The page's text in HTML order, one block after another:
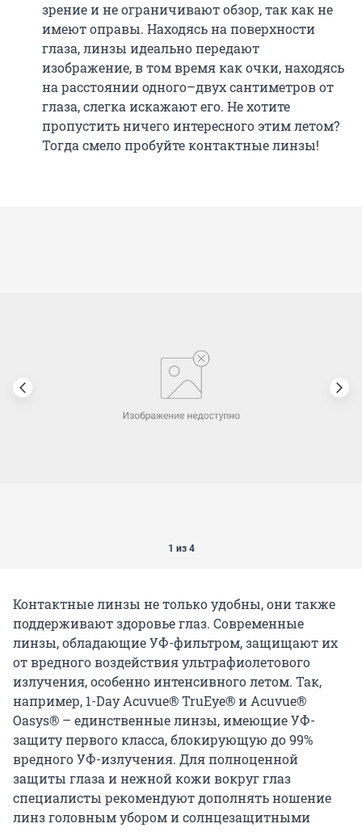
зрение и не ограничивают обзор, так как не
имеют оправы. Находясь на поверхности
глаза, линзы идеально передают
изображение, в том время как очки, находясь
на расстоянии одного–двух сантиметров от
глаза, слегка искажают его. Не хотите
пропустить ничего интересного этим летом?
Тогда смело пробуйте контактные линзы!
1 из 4
Контактные линзы не только удобны, они также
поддерживают здоровье глаз. Современные
линзы, обладающие УФ-фильтром, защищают их
от вредного воздействия ультрафиолетового
излучения, особенно интенсивного летом. Так,
например, 1-Day Acuvue® TruEye® и Acuvue®
Oasys® – единственные линзы, имеющие УФ-
защиту первого класса, блокирующую до 99%
вредного УФ-излучения. Для полноценной
защиты глаза и нежной кожи вокруг глаз
специалисты рекомендуют дополнять ношение
линз головным убором и солнцезащитными